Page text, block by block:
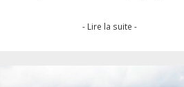
- Lire la suite -